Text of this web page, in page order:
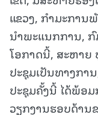
ແຂວງ, ກໍາມະການ
ນໍາພະແນກການ, ກົ
ໂອກາດນີ້, ສະຫາຍ
ປະຊຸມເປັນທາງກາ
ປະຊຸມຄັ້ງນີ້ ໄດ້ພ້ອ
ວຽກງານຮອບດ້ານ